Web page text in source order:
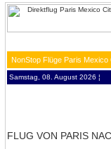
NonStop Flüge Paris
Samstag, 08. August 2026 ¦
FLUG VON PARIS